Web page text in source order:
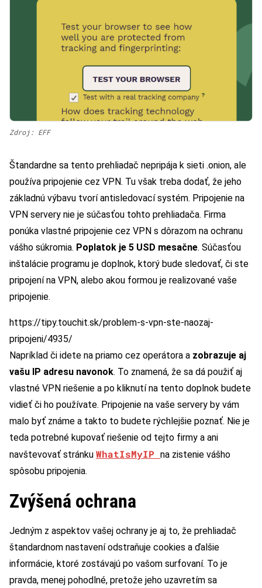
Zdroj: EFF
Štandardne sa tento prehliadač nepripája k sieti .onion, ale
používa pripojenie cez VPN. Tu však treba dodať, že jeho
základnú výbavu tvorí antisledovací systém. Pripojenie na
VPN servery nie je súčasťou tohto prehliadača. Firma
ponúka vlastné pripojenie cez VPN s dôrazom na ochranu
vášho súkromia. Poplatok je 5 USD mesačne. Súčasťou
inštalácie programu je doplnok, ktorý bude sledovať, či ste
pripojení na VPN, alebo akou formou je realizované vaše
pripojenie.
https://tipy.touchit.sk/problem-s-vpn-ste-naozaj-
pripojeni/4935/
Napríklad či idete na priamo cez operátora a zobrazuje aj
vašu IP adresu navonok. To znamená, že sa dá použiť aj
vlastné VPN riešenie a po kliknutí na tento doplnok budete
vidieť či ho používate. Pripojenie na vaše servery by vám
malo byť známe a takto to budete rýchlejšie poznať. Nie je
teda potrebné kupovať riešenie od tejto firmy a ani
navštevovať stránku WhatIsMyIP na zistenie vášho
spôsobu pripojenia.
Zvýšená ochrana
Jedným z aspektov vašej ochrany je aj to, že prehliadač
štandardnom nastavení odstraňuje cookies a ďalšie
informácie, ktoré zostávajú po vašom surfovaní. To je
pravda, menej pohodlné, pretože jeho uzavretím sa